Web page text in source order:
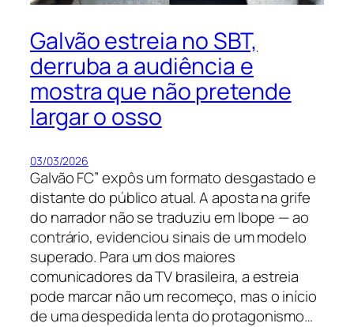
Galvão estreia no SBT,
derruba a audiência e
mostra que não pretende
largar o osso
03/03/2026
Galvão FC” expôs um formato desgastado e
distante do público atual. A aposta na grife
do narrador não se traduziu em Ibope — ao
contrário, evidenciou sinais de um modelo
superado. Para um dos maiores
comunicadores da TV brasileira, a estreia
pode marcar não um recomeço, mas o início
de uma despedida lenta do protagonismo…